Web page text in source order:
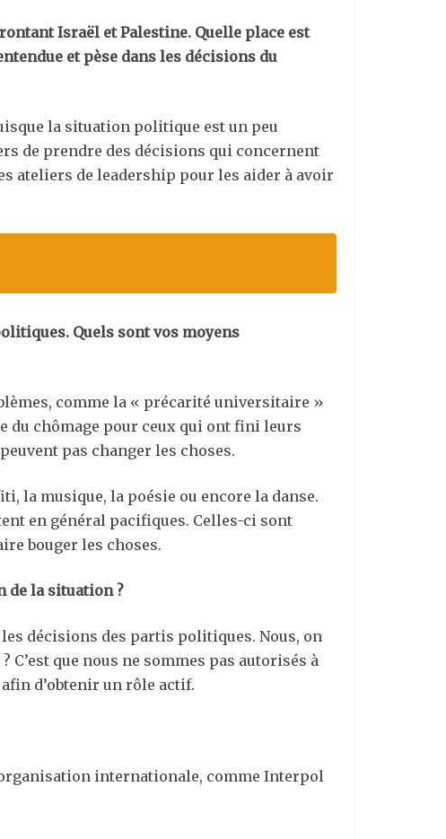
Israël et Palestine. Quelle place est
et pèse dans les décisions du
la situation politique est un peu
de prendre des décisions qui concernent
ateliers de leadership pour les aider à avoir
Quels sont vos moyens
comme la « précarité universitaire »
du chômage pour ceux qui ont fini leurs
pas changer les choses.
la musique, la poésie ou encore la danse.
en général pacifiques. Celles-ci sont
bouger les choses.
de la situation ?
les décisions des partis politiques. Nous, on
que nous ne sommes pas autorisés à
d’obtenir un rôle actif.
organisation internationale, comme Interpol